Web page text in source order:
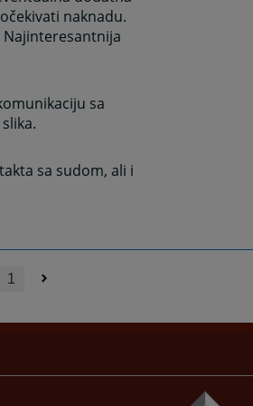
naknadu.
sa
sa sudom, ali i
1